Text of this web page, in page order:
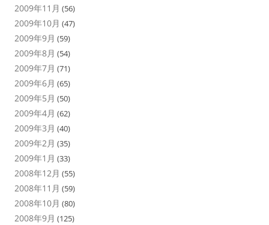
2009年11月 (56)
2009年10月 (47)
2009年9月 (59)
2009年8月 (54)
2009年7月 (71)
2009年6月 (65)
2009年5月 (50)
2009年4月 (62)
2009年3月 (40)
2009年2月 (35)
2009年1月 (33)
2008年12月 (55)
2008年11月 (59)
2008年10月 (80)
2008年9月 (125)